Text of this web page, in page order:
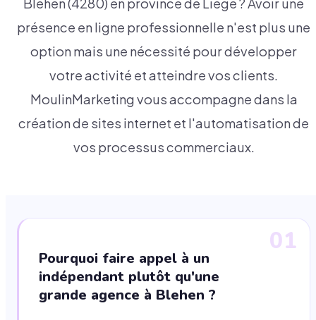
Blehen (4280) en province de Liège ? Avoir une
présence en ligne professionnelle n'est plus une
option mais une nécessité pour développer
votre activité et atteindre vos clients.
MoulinMarketing vous accompagne dans la
création de sites internet et l'automatisation de
vos processus commerciaux.
01
Pourquoi faire appel à un
indépendant plutôt qu'une
grande agence à Blehen ?